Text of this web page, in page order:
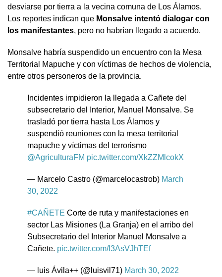
desviarse por tierra a la vecina comuna de Los Álamos.
Los reportes indican que Monsalve intentó dialogar con
los manifestantes, pero no habrían llegado a acuerdo.
Monsalve habría suspendido un encuentro con la Mesa
Territorial Mapuche y con víctimas de hechos de violencia,
entre otros personeros de la provincia.
Incidentes impidieron la llegada a Cañete del
subsecretario del Interior, Manuel Monsalve. Se
trasladó por tierra hasta Los Álamos y
suspendió reuniones con la mesa territorial
mapuche y víctimas del terrorismo
@AgriculturaFM pic.twitter.com/XkZZMlcokX
— Marcelo Castro (@marcelocastrob) March
30, 2022
#CAÑETE Corte de ruta y manifestaciones en
sector Las Misiones (La Granja) en el arribo del
Subsecretario del Interior Manuel Monsalve a
Cañete. pic.twitter.com/I3AsVJhTEf
— luis Ávila++ (@luisvil71) March 30, 2022